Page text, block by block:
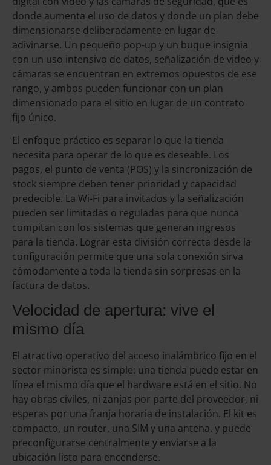
donde aumenta el uso de datos y donde un plan debe
dimensionarse deliberadamente en lugar de
adivinarse. Un pequeño pop-up y un buque insignia
con un uso intensivo de datos, señalización de video y
cámaras se encuentran en extremos opuestos de ese
rango, y ambos pueden funcionar con un plan
dimensionado para el sitio en lugar de un contrato
fijo único.
El enfoque práctico es separar lo que la tienda
necesita para operar de lo que es deseable. Los
pagos, el punto de venta (POS) y la sincronización de
stock siempre deben tener prioridad y capacidad
predecible. La Wi-Fi para invitados y la señalización
pueden ser limitadas o reguladas para que nunca
compitan con los sistemas que generan ingresos
para la tienda. Lograr esta división correcta desde la
configuración permite que una sola conexión sirva
cómodamente a toda la tienda sin sorpresas en la
factura de datos.
Velocidad de apertura: vive el
mismo día
El atractivo operativo del acceso inalámbrico fijo en el
sector minorista es simple: una tienda puede estar en
línea el mismo día que el hardware está en el sitio. No
hay obras civiles, ni zanjas por parte del proveedor, ni
esperas por una franja horaria de instalación. El kit es
compacto, un router, una SIM y una antena, y puede
preconfigurarse centralmente y enviarse a la
ubicación listo para encenderse.